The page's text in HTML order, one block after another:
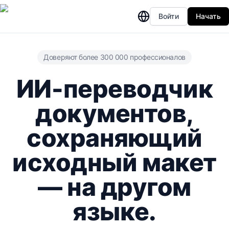
Войти Начать
Доверяют более 300 000 профессионалов
ИИ-переводчик
документов,
сохраняющий
исходный макет
— на другом
языке.